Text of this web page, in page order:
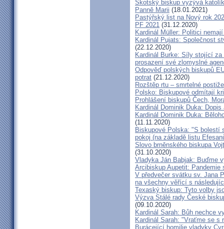
Skotský biskup vyzývá
Panně Marii (18.01.2021)
Pastýřský list na Nový rok
PF 2021 (31.12.2020)
Kardinál Müller: Politici
Kardinál Pujats: Společnost
(22.12.2020)
Kardinál Burke: Síly stojící
prosazení své zlomyslné
Odpověď polských biskupů
potrat (21.12.2020)
Rozštěp rtu – smrtelné
Polsko: Biskupové odmítají
Prohlášení biskupů Čech,
Kardinál Dominik Duka:
Kardinál Dominik Duka:
(11.11.2020)
Biskupové Polska: "S bolestí
pokoj (na základě listu
Slovo brněnského biskupa
(31.10.2020)
Vladyka Ján Babjak: Buďme
Arcibiskup Aupetit: Pandemie
V předvečer svátku sv. Jana
na všechny věřící s
Texaský biskup: Tyto volby
Výzva Stálé rady České
(09.10.2020)
Kardinál Sarah: Bůh nechce
Kardinál Sarah: "Vraťme se s
Burácející homilie vladyky